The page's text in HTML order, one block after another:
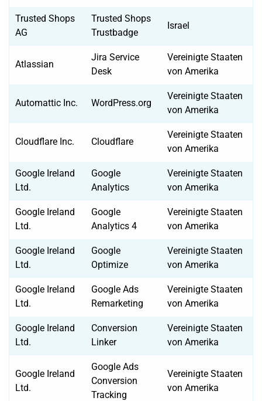
Trusted Shops
AG
Trusted Shops
Trustbadge
Israel
Atlassian
Jira Service
Desk
Vereinigte Staaten
von Amerika
Automattic Inc. WordPress.org
Vereinigte Staaten
von Amerika
Cloudflare Inc. Cloudflare
Vereinigte Staaten
von Amerika
Google Ireland
Ltd.
Google
Analytics
Vereinigte Staaten
von Amerika
Google Ireland
Ltd.
Google
Analytics 4
Vereinigte Staaten
von Amerika
Google Ireland
Ltd.
Google
Optimize
Vereinigte Staaten
von Amerika
Google Ireland
Ltd.
Google Ads
Remarketing
Vereinigte Staaten
von Amerika
Google Ireland
Ltd.
Conversion
Linker
Vereinigte Staaten
von Amerika
Google Ireland
Ltd.
Google Ads
Conversion
Tracking
Vereinigte Staaten
von Amerika